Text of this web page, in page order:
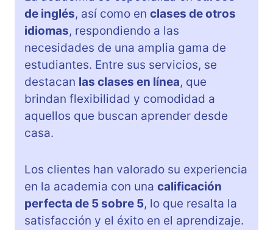
de inglés, así como en clases de otros
idiomas, respondiendo a las
necesidades de una amplia gama de
estudiantes. Entre sus servicios, se
destacan las clases en línea, que
brindan flexibilidad y comodidad a
aquellos que buscan aprender desde
casa.
Los clientes han valorado su experiencia
en la academia con una calificación
perfecta de 5 sobre 5, lo que resalta la
satisfacción y el éxito en el aprendizaje.